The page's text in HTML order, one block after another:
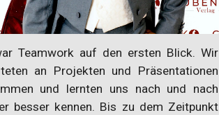
Teamwork auf den ersten Blick. Wir
an Projekten und Präsentationen
und lernten uns nach und nach
besser kennen. Bis zu dem Zeitpunkt